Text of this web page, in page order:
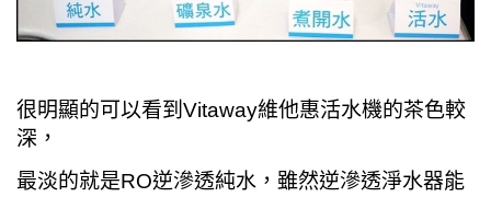
很明顯的可以看到Vitaway維他惠活水機的茶色較
深，
最淡的就是RO逆滲透純水，雖然逆滲透淨水器能